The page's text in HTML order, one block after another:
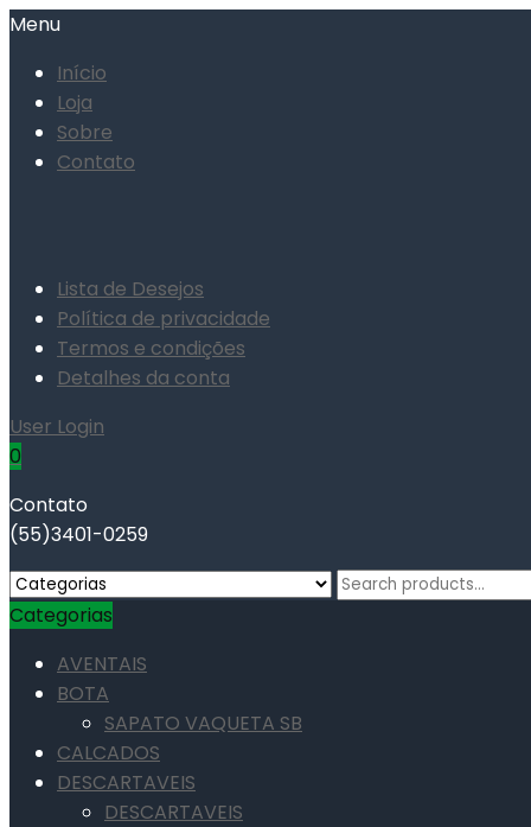
Menu
Início
Loja
Sobre
Contato
Lista de Desejos
Política de privacidade
Termos e condições
Detalhes da conta
User Login
0
Contato
(55)3401-0259
Search
Categorias
AVENTAIS
BOTA
SAPATO VAQUETA SB
CALCADOS
DESCARTAVEIS
DESCARTAVEIS